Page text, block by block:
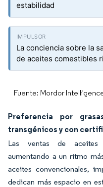
estabilidad
La conciencia sobre la
de aceites comestibles
Fuente: Mordor
Preferencia por
transgénicos y con
Las ventas de aceites
aumentando a un ritmo
aceites convencionales,
dedican más espacio en